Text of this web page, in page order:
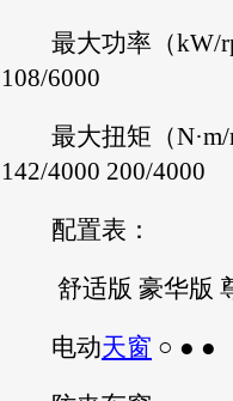
最大功率（kW/
108/6000
最大扭矩（N·m/
142/4000 200/4000
配置表：
舒适版 豪华版
电动天窗 ○ ● ●